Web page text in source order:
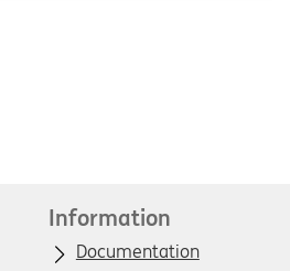
Information
Documentation